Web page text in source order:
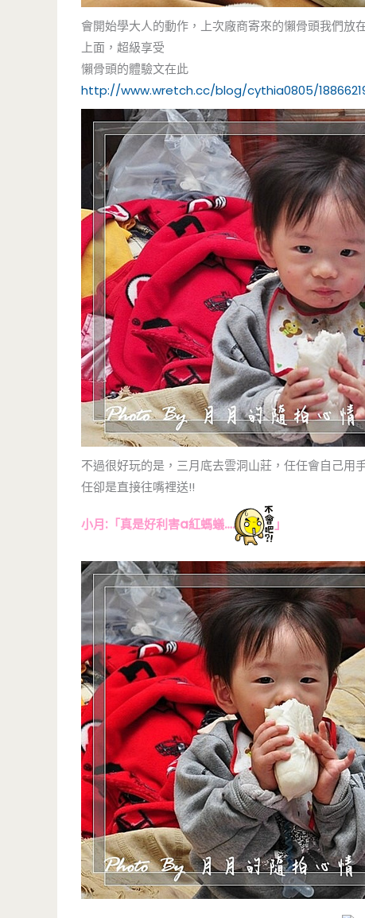
會開始學大人的動作，上次廠商寄來的懶骨頭我們放
上面，超級享受
懶骨頭的體驗文在此
http://www.wretch.cc/blog/cythia0805/
不過很好玩的是，三月底去雲洞山莊，任任會自己
任卻是直接往嘴裡送!!
小月:「真是好利害a紅螞蟻…. 」